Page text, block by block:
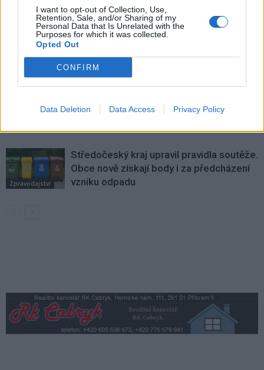
I want to opt-out of Collection, Use,
Retention, Sale, and/or Sharing of my
Personal Data that Is Unrelated with the
Purposes for which it was collected.
Opted Out
CONFIRM
Data Deletion Data Access Privacy Policy
VÍCE OD AUTORA
Většina koupališť na Příbramsku nabízí
výborné podmínky. Horší voda je jen na
Živohošti
Přibudou i tři nové poblíž Svaté Hory
Zpravodajství
Středočeský kraj upravil pravidla soutěže.
Obce nově získají body i za předcházení
vzniku odpadu